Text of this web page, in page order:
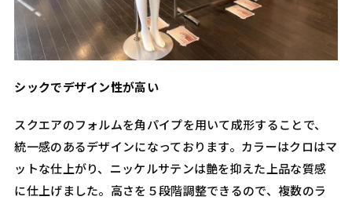
シックでデザイン性が高い
スクエアのフォルムを角パイプを用いて成形することで、
統一感のあるデザインになっております。カラーはクロはマ
ットな仕上がり、ニッケルサテンは艶を抑えた上品な質感
に仕上げました。高さを５段階調整できるので、複数のラ